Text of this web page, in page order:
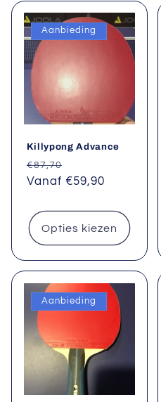
Aanbieding
Killypong Advance
Normale
prijs
€87,70
Vanaf €59,90
Opties kiezen
Aanbieding